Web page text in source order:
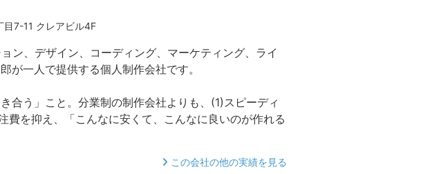
目7-11 クレアビル4F
ン、デザイン、コーディング、マーケティング、ライ
が一人で提供する個人制作会社です。
合う」こと。分業制の制作会社よりも、(1)スピーディ
費を抑え、「こんなに安くて、こんなに良いのが作れる
この会社の他の実績を見る